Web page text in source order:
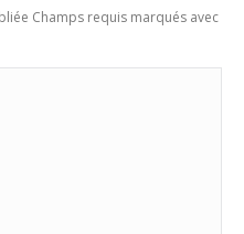
Champs requis marqués avec